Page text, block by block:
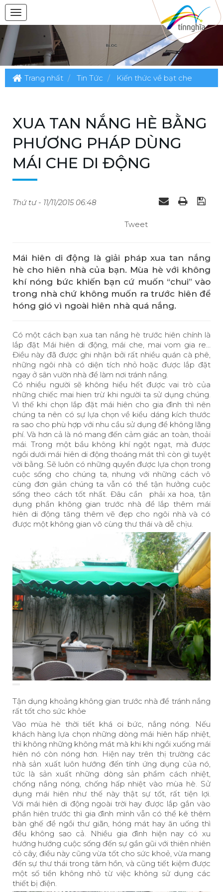
Trang nhất Tin Tức Kiến thức về bạt che
XUA TAN NẮNG HÈ BẰNG
PHƯƠNG PHÁP DÙNG
MÁI CHE DI ĐỘNG
Thứ tư - 11/11/2015 06:48
Tweet
Mái hiên di động là giải pháp xua tan nắng
hè cho hiên nhà của bạn. Mùa hè với không
khí nóng bức khiến bạn cứ muốn “chui” vào
trong nhà chứ không muốn ra trước hiên để
hóng gió vì ngoài hiên nhà quá nắng.
Có một cách bạn xua tan nắng hè trước hiên chính là
lắp đặt Mái hiên di động, mái che, mai vom gia re…
Điều này đã được ghi nhận bởi rất nhiều quán cà phê,
những ngôi nhà có diện tích nhỏ hoặc được lắp đặt
ngay ở sân vườn nhà để làm nơi tránh nắng.
Có nhiều người sẽ không hiểu hết được vai trò của
những chiếc mai hien trừ khi người ta sử dụng chúng.
Vì thế khi chọn lắp đặt mái hiên cho gia đình thì nên
chúng ta nên có sự lựa chọn về kiểu dáng kích thước
ra sao cho phù hợp với nhu cầu sử dụng để không lãng
phí. Và hơn cả là nó mang đến cảm giác an toàn, thoải
mái. Trong một bầu không khí ngột ngạt, mà được
ngồi dưới mái hiên di động thoáng mát thì còn gì tuyệt
vời bằng. Sẽ luôn có những quyền được lựa chọn trong
cuộc sống cho chúng ta, nhưng với những cách vô
cùng đơn giản chúng ta vẫn có thể tận hưởng cuộc
sống theo cách tốt nhất. Đâu cần phải xa hoa, tận
dụng phần không gian trước nhà để lắp thêm mái
hiên di động tăng thêm vẽ đẹp cho ngôi nhà và có
được một không gian vô cùng thư thái và dễ chịu.
Tận dụng khoảng không gian trước nhà để tránh nắng
rất tốt cho sức khỏe
Vào mùa hè thời tiết khá oi bức, nắng nóng. Nếu
khách hàng lựa chọn những dòng mái hiên hấp nhiệt,
thì không những không mát mà khi khi ngồi xuống mái
hiên nó còn nóng hơn. Hiện nay trên thị trường các
nhà sản xuất luôn hướng đến tính ứng dụng của nó,
tức là sản xuất những dòng sản phẩm cách nhiệt,
chống nắng nóng, chống hấp nhiệt vào mùa hè. Sử
dụng mái hiên như thế này thật sự tốt, rất tiện lợi.
Với mái hiên di động ngoài trời hay được lắp gắn vào
phần hiên trước thì gia đình mình vẫn có thể kê thêm
bàn ghế để ngồi thư giãn, hóng mát hay ăn uống thì
đều không sao cả. Nhiều gia đình hiện nay có xu
hướng hướng cuộc sống đến sự gần gũi với thiên nhiên
cỏ cây, điều này cũng vừa tốt cho sức khoẻ, vừa mang
đến sự thư thái trong tâm hồn, và cũng tiết kiệm được
một số tiền không nhỏ từ việc không sử dụng các
thiết bị điện.